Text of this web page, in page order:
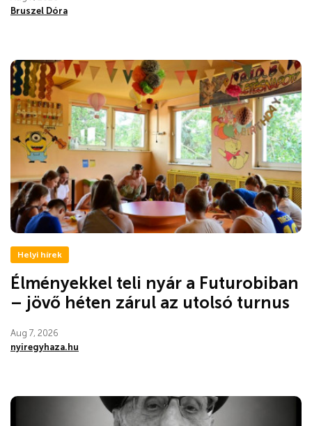
Bruszel Dóra
Helyi hírek
Élményekkel teli nyár a Futurobiban
– jövő héten zárul az utolsó turnus
Aug 7, 2026
nyiregyhaza.hu